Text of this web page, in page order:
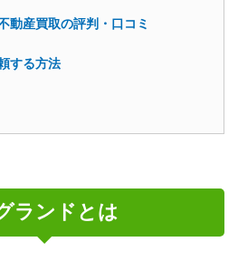
動産買取の評判・口コミ
する方法
ランドとは